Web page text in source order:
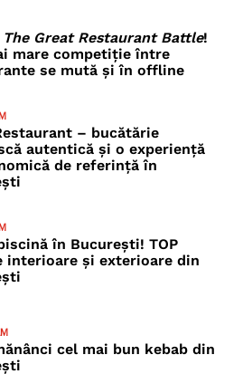
The Great Restaurant Battle!
mare competiție între
se mută și în offline
– bucătărie
autentică și o experiență
de referință în
în București! TOP
interioare și exterioare din
cel mai bun kebab din